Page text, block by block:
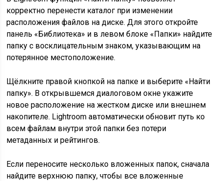
корректно перенести каталог при изменении
расположения файлов на диске. Для этого откройте
панель «Библиотека» и в левом блоке «Папки» найдите
папку с восклицательным знаком, указывающим на
потерянное местоположение.
Щёлкните правой кнопкой на папке и выберите «Найти
папку». В открывшемся диалоговом окне укажите
новое расположение на жестком диске или внешнем
накопителе. Lightroom автоматически обновит путь ко
всем файлам внутри этой папки без потери
метаданных и рейтингов.
Если переносите несколько вложенных папок, сначала
найдите верхнюю папку, чтобы все вложенные